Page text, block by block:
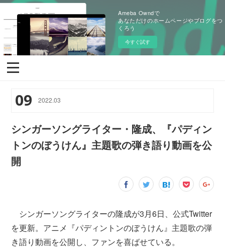
Ameba Owndで
あなただけのホームページやブログをつ
くろう
今すぐ試す
09 2022.03
シンガーソングライター・隆成、『パディン
トンのぼうけん』主題歌の弾き語り動画を公
開
シンガーソングライターの隆成が3月6日、公式Twitter
を更新。アニメ『パディントンのぼうけん』主題歌の弾
き語り動画を公開し、ファンを喜ばせている。